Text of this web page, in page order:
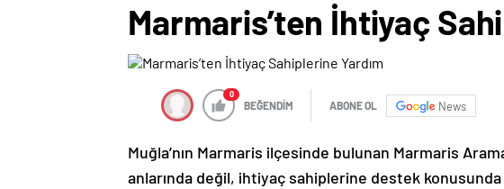
Marmaris’ten İhtiyaç
0
BEĞENDİM ABONE OL News
Muğla’nın Marmaris ilçesinde bulunan Marmaris
anlarında değil, ihtiyaç sahiplerine destek konusunda